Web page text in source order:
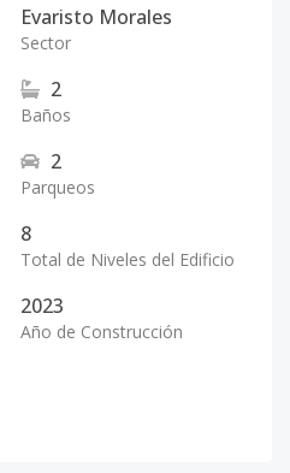
Evaristo Morales
Sector
2
Baños
2
Parqueos
8
Total de Niveles del Edificio
2023
Año de Construcción